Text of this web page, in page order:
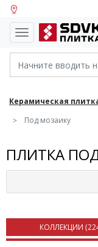
Керамическая
Под мозаику
ПЛИТКА
КОЛЛЕКЦИИ (